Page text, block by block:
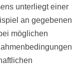
unterliegt einer
an gegebenen
möglichen